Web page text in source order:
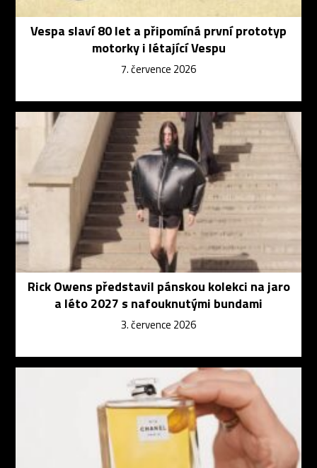
Vespa slaví 80 let a připomíná první prototyp
motorky i létající Vespu
7. července 2026
Rick Owens představil pánskou kolekci na jaro
a léto 2027 s nafouknutými bundami
3. července 2026